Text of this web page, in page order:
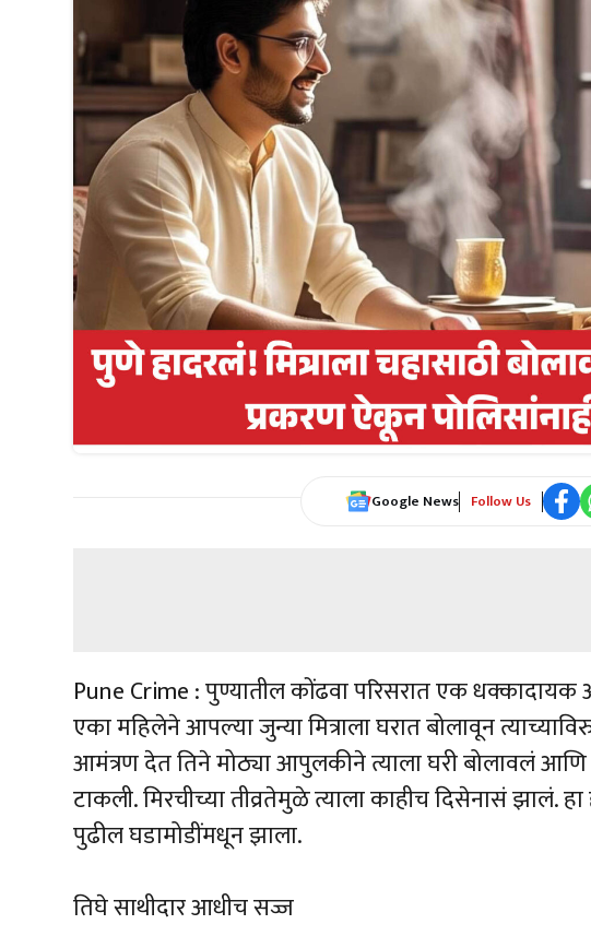
Google News Follow Us
Pune Crime : पुण्यातील कोंढवा परिसरात एक
एका महिलेने आपल्या जुन्या मित्राला घरात बोलावून
आमंत्रण देत तिने मोठ्या आपुलकीने त्याला घरी बोलावलं आणि
टाकली. मिरचीच्या तीव्रतेमुळे त्याला काहीच दिसेनासं झालं.
पुढील घडामोडींमधून झाला.
तिघे साथीदार आधीच सज्ज